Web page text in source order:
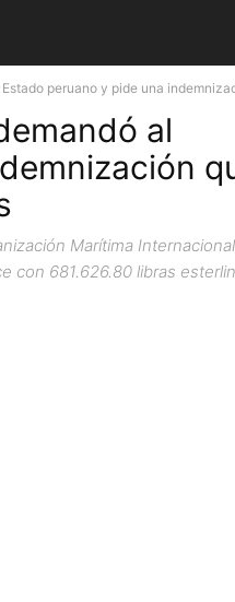
peruano y pide una
al
Marítima
con 681.626.80 libras